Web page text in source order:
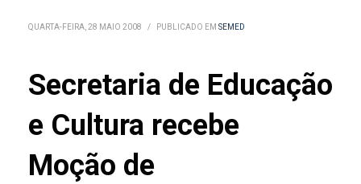
QUARTA-FEIRA, 28 MAIO 2008 / PUBLICADO EM SEMED
Secretaria de Educação
e Cultura recebe
Moção de